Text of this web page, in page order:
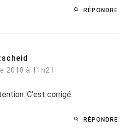
RÉPONDRE
2018 à 11h21
C’est corrigé.
RÉPONDRE